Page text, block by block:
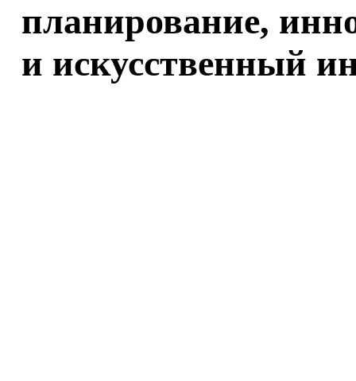
планирование,
и искусственный